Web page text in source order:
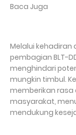
Baca Juga
Melalui kehadiran
pembagian BLT-
menghindari
mungkin timbul.
memberikan
masyarakat,
mendukung